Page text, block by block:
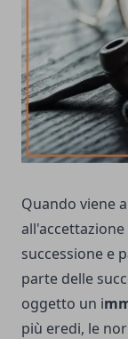
Quando viene
successione e
parte delle
oggetto un i
più eredi, le